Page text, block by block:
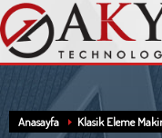
Anasayfa Klasik Eleme